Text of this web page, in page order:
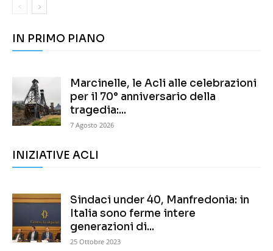
IN PRIMO PIANO
Marcinelle, le Acli alle celebrazioni
per il 70° anniversario della
tragedia:...
7 Agosto 2026
INIZIATIVE ACLI
Sindaci under 40, Manfredonia: in
Italia sono ferme intere
generazioni di...
25 Ottobre 2023